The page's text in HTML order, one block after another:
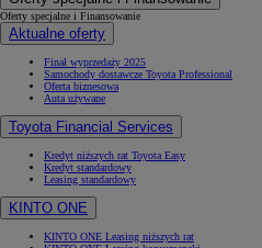
Oferty specjalne i Finansowanie
Aktualne oferty
Finał wyprzedaży 2025
Samochody dostawcze Toyota Professional
Oferta biznesowa
Auta używane
Toyota Financial Services
Kredyt niższych rat Toyota Easy
Kredyt standardowy
Leasing standardowy
KINTO ONE
KINTO ONE Leasing niższych rat